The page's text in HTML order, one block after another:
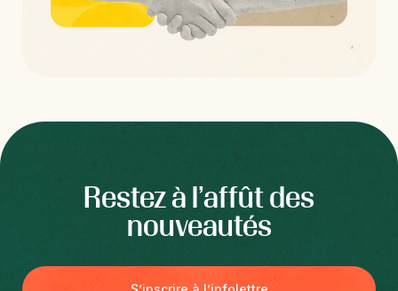
Restez à l’affût des
nouveautés